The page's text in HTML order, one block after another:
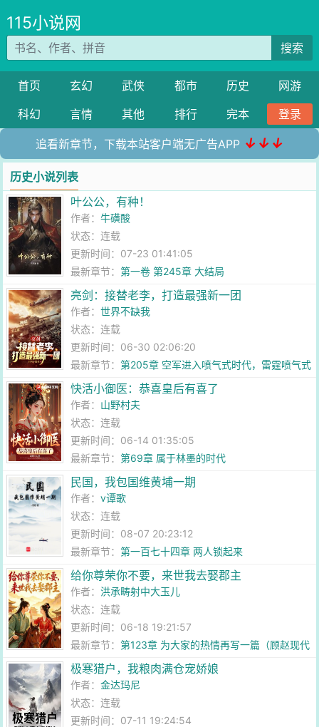
115小说网
搜索
首页 玄幻 武侠 都市 历史
网游
科幻
言情 其他 排行 完本 登录
追看新章节，下载本站客户端无广告APP ↓↓↓
历史小说列表
叶公公，有种！
作者：牛磺酸
状态：连载
更新时间：07-23 01:41:05
最新章节：第一卷 第245章 大结局
亮剑：接替老李，打造最强新一团
作者：世界不缺我
状态：连载
更新时间：06-30 02:06:20
最新章节：第205章 空军进入喷气式时代，雷霆喷气式
战斗机
快活小御医：恭喜皇后有喜了
作者： 山野村夫
状态：连载
更新时间：06-14 01:35:05
最新章节：第69章 属于林墨的时代
民国，我包国维黄埔一期
作者：v谭歌
状态：连载
更新时间：08-07 20:23:12
最新章节：第一百七十四章 两人锁起来
给你尊荣你不要，来世我去娶郡主
作者：洪承畴射中大玉儿
状态：连载
更新时间：06-18 19:21:57
最新章节：第123章 为大家的热情再写一篇（顾赵现代
番外）
极寒猎户，我粮肉满仓宠娇娘
作者：金达玛尼
状态：连载
更新时间：07-11 19:24:54